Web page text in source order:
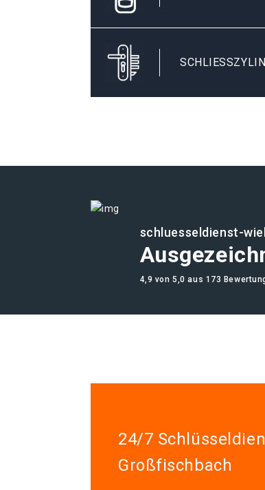
schluesseldienst-
4,9 von 5,0 aus 173
24/7
Großfischbach